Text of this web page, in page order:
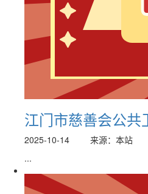
江门市慈善会公共
2025-10-14
来源：本站
...